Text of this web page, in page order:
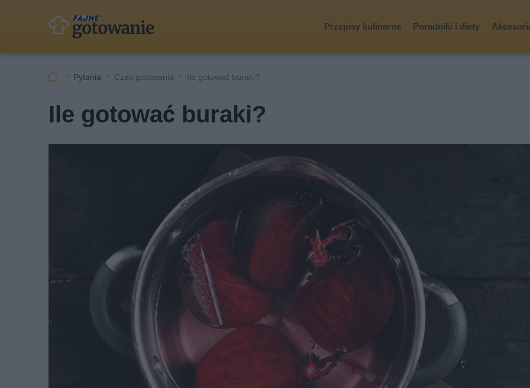
Przepisy kulinarne Poradniki i diety
Pytania Czas gotowania Ile gotować buraki?
Ile gotować buraki?